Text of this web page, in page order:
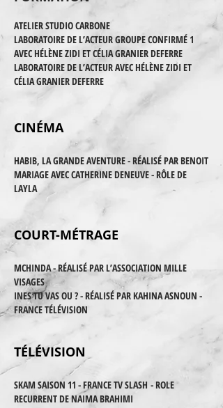
ATELIER STUDIO CARBONE
LABORATOIRE DE L’ACTEUR GROUPE CONFIRMÉ 1
AVEC HÉLÈNE ZIDI ET CÉLIA GRANIER DEFERRE
LABORATOIRE DE L’ACTEUR AVEC HÉLÈNE ZIDI ET
CÉLIA GRANIER DEFERRE
CINÉMA
HABIB, LA GRANDE AVENTURE - RÉALISÉ PAR BENOIT
MARIAGE AVEC CATHERINE DENEUVE - RÔLE DE
LAYLA
COURT-MÉTRAGE
MCHINDA - RÉALISÉ PAR L’ASSOCIATION MILLE
VISAGES
INES TU VAS OU ? - RÉALISÉ PAR KAHINA ASNOUN -
FRANCE TÉLÉVISION
TÉLÉVISION
SKAM SAISON 11 - FRANCE TV SLASH - ROLE
RECURRENT DE NAIMA BRAHIMI